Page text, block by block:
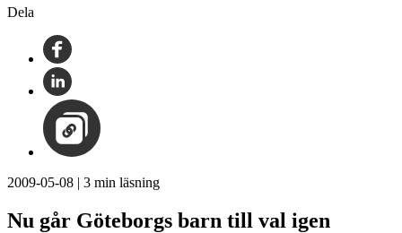
Dela
2009-05-08 | 3 min läsning
Nu går Göteborgs barn till val igen